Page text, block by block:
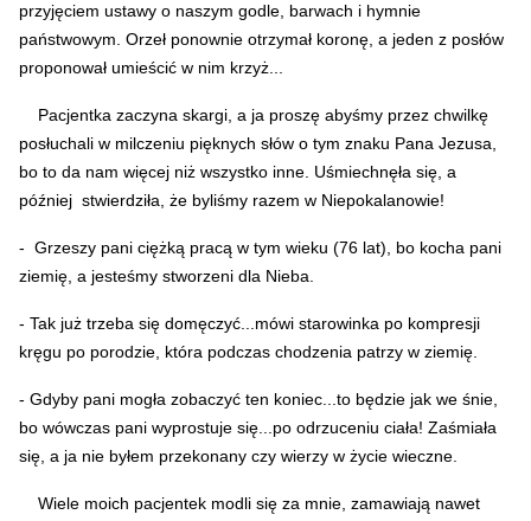
przyjęciem ustawy o naszym godle, barwach i hymnie
państwowym. Orzeł ponownie otrzymał koronę, a jeden z posłów
proponował umieścić w nim krzyż...
Pacjentka zaczyna skargi, a ja proszę abyśmy przez chwilkę
posłuchali w milczeniu pięknych słów o tym znaku Pana Jezusa,
bo to da nam więcej niż wszystko inne. Uśmiechnęła się, a
później stwierdziła, że byliśmy razem w Niepokalanowie!
- Grzeszy pani ciężką pracą w tym wieku (76 lat), bo kocha pani
ziemię, a jesteśmy stworzeni dla Nieba.
- Tak już trzeba się domęczyć...mówi starowinka po kompresji
kręgu po porodzie, która podczas chodzenia patrzy w ziemię.
- Gdyby pani mogła zobaczyć ten koniec...to będzie jak we śnie,
bo wówczas pani wyprostuje się...po odrzuceniu ciała! Zaśmiała
się, a ja nie byłem przekonany czy wierzy w życie wieczne.
Wiele moich pacjentek modli się za mnie, zamawiają nawet